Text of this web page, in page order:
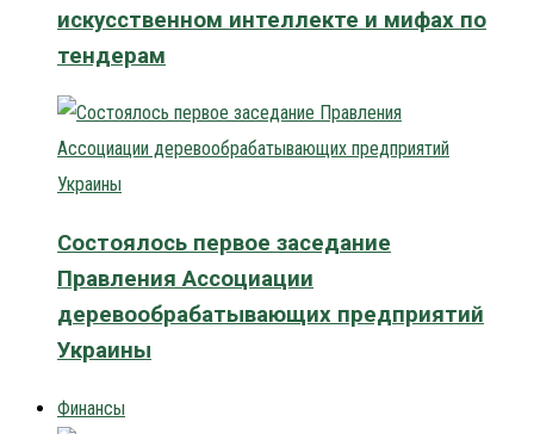
искусственном интеллекте и мифах по
тендерам
Состоялось первое заседание
Правления Ассоциации
деревообрабатывающих предприятий
Украины
Финансы